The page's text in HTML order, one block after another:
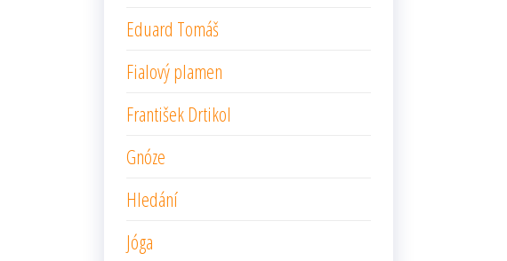
Eduard Tomáš
Fialový plamen
František Drtikol
Gnóze
Hledání
Jóga